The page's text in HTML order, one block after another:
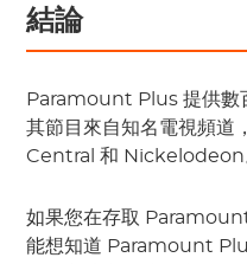
結論
Paramount Plus 提供數
其節目來自知名電視頻
Central 和 Nickelodeon
如果您在存取
能想知道 Paramount